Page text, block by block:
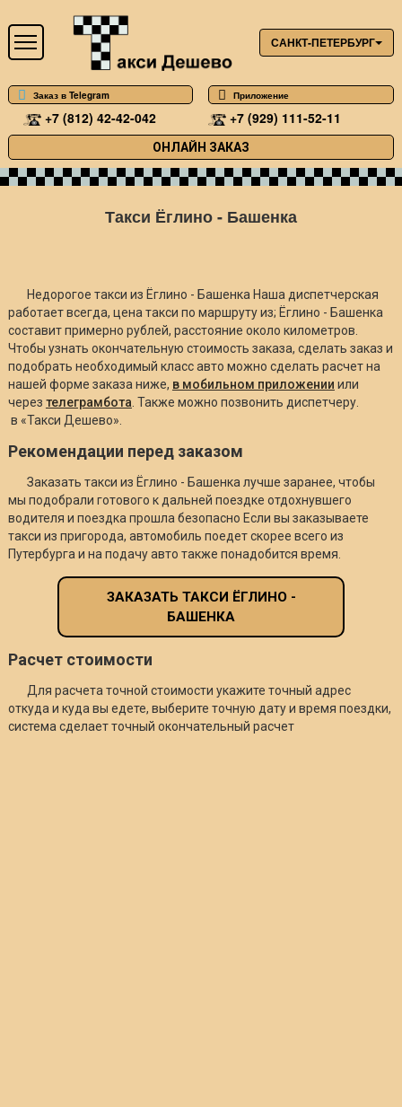
САНКТ-ПЕТЕРБУРГ
Заказ в Telegram Приложение
+7 (812) 42-42-042 +7 (929) 111-52-11
ОНЛАЙН ЗАКАЗ
Такси Ёглино - Башенка
Недорогое такси из Ёглино - Башенка Наша диспетчерская
работает всегда, цена такси по маршруту из; Ёглино - Башенка
составит примерно рублей, расстояние около километров.
Чтобы узнать окончательную стоимость заказа, сделать заказ и
подобрать необходимый класс авто можно сделать расчет на
нашей форме заказа ниже, в мобильном приложении или
через телеграмбота . Также можно позвонить диспетчеру.
в «Такси Дешево».
Рекомендации перед заказом
Заказать такси из Ёглино - Башенка лучше заранее, чтобы
мы подобрали готового к дальней поездке отдохнувшего
водителя и поездка прошла безопасно Если вы заказываете
такси из пригорода, автомобиль поедет скорее всего из
Путербурга и на подачу авто также понадобится время.
ЗАКАЗАТЬ ТАКСИ ЁГЛИНО -
БАШЕНКА
Расчет стоимости
Для расчета точной стоимости укажите точный адрес
откуда и куда вы едете, выберите точную дату и время поездки,
система сделает точный окончательный расчет